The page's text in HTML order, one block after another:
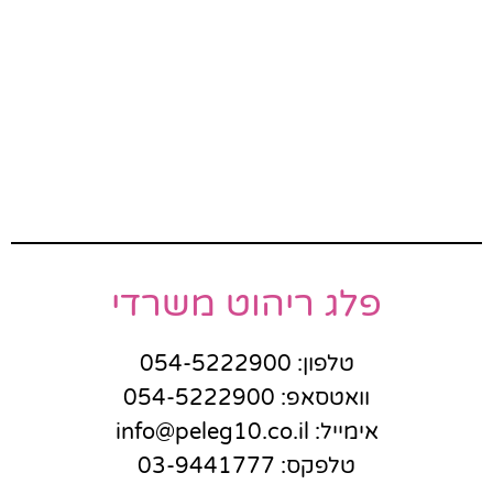
פלג ריהוט משרדי
טלפון: 054-5222900
וואטסאפ: 054-5222900
אימייל: info@peleg10.co.il
טלפקס: 03-9441777